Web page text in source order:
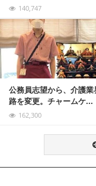
140,747
公務員志望から、介護業
路を変更。チャームケ...
162,300